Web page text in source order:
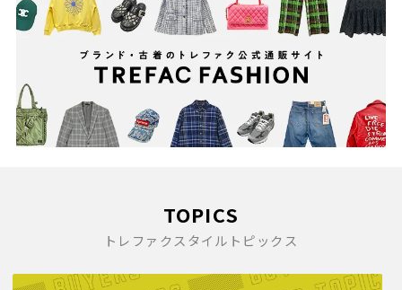
TOPICS
トレファクスタイルトピックス